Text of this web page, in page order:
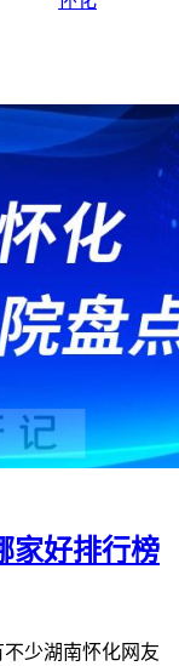
家好排行榜
少湖南怀化网友